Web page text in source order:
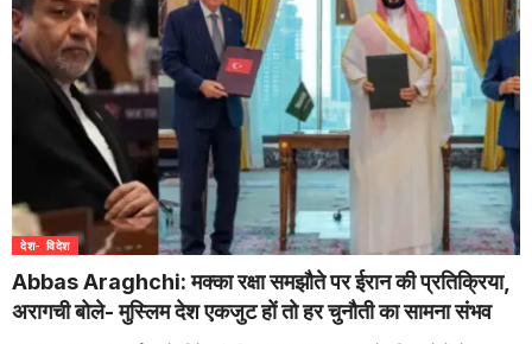
देश- विदेश
Abbas Araghchi: मक्का रक्षा समझौते पर ईरान की प्रतिक्रिया,
अरागची बोले- मुस्लिम देश एकजुट हों तो हर चुनौती का सामना संभव